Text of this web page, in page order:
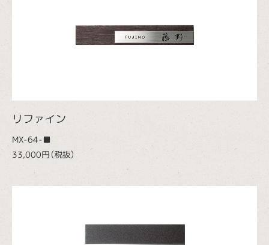
リファイン
MX-64-■
33,000円（税抜）